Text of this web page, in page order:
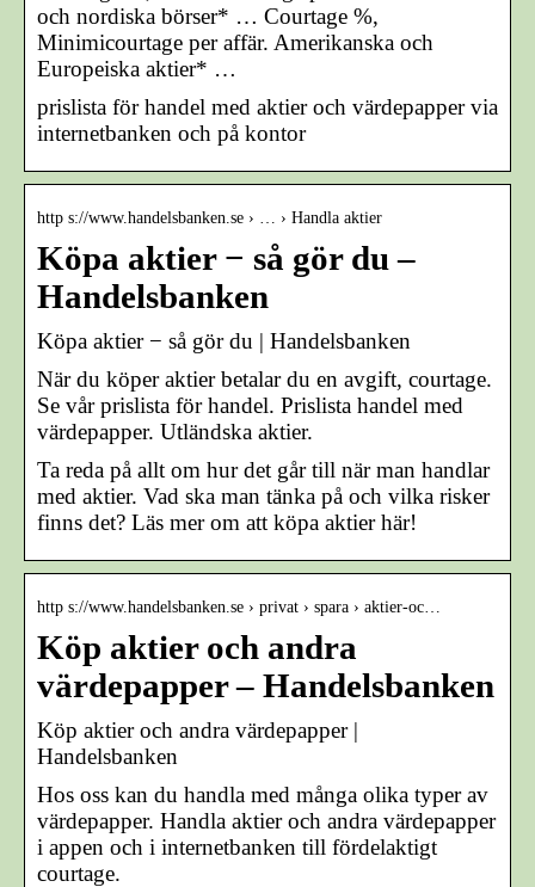
och nordiska börser* … Courtage %,
Minimicourtage per affär. Amerikanska och
Europeiska aktier* …
prislista för handel med aktier och värdepapper via
internetbanken och på kontor
http s://www.handelsbanken.se › … › Handla aktier
Köpa aktier − så gör du –
Handelsbanken
Köpa aktier − så gör du | Handelsbanken
När du köper aktier betalar du en avgift, courtage.
Se vår prislista för handel. Prislista handel med
värdepapper. Utländska aktier.
Ta reda på allt om hur det går till när man handlar
med aktier. Vad ska man tänka på och vilka risker
finns det? Läs mer om att köpa aktier här!
http s://www.handelsbanken.se › privat › spara › aktier-oc…
Köp aktier och andra
värdepapper – Handelsbanken
Köp aktier och andra värdepapper |
Handelsbanken
Hos oss kan du handla med många olika typer av
värdepapper. Handla aktier och andra värdepapper
i appen och i internetbanken till fördelaktigt
courtage.